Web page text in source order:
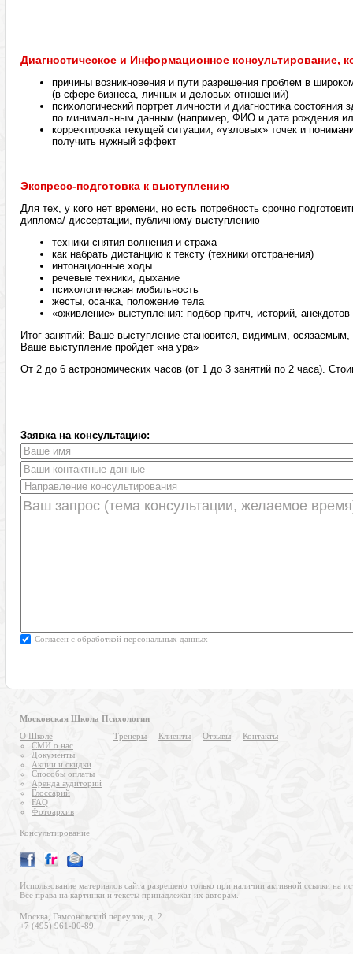
Диагностическое и Информационное консультирование,
причины возникновения и пути разрешения проблем в
(в сфере бизнеса, личных и деловых отношений)
психологический портрет личности и диагностика состояния
по минимальным данным (например, ФИО и дата рождения
корректировка текущей ситуации, «узловых» точек и
получить нужный эффект
Экспресс-подготовка к выступлению
Для тех, у кого нет времени, но есть потребность срочно
диплома/ диссертации, публичному выступлению
техники снятия волнения и страха
как набрать дистанцию к тексту (техники отстранения)
интонационные ходы
речевые техники, дыхание
психологическая мобильность
жесты, осанка, положение тела
«оживление» выступления: подбор притч, историй, анекдотов
Итог занятий: Ваше выступление становится, видимым, осязаемым,
Ваше выступление пройдет «на ура»
От 2 до 6 астрономических часов (от 1 до 3 занятий по 2 часа).
Московская Школа Психологии
О Школе
СМИ о нас
Документы
Акции и скидки
Способы оплаты
Аренда аудиторий
Глоссарий
FAQ
Фотоархив
Тренеры Клиенты Отзывы Контакты
Консультирование
Использование материалов сайта разрешено только при наличии активной ссылки на
Все права на картинки и тексты принадлежат их авторам.
Москва, Гамсоновский переулок, д. 2.
+7 (495) 961-00-89.